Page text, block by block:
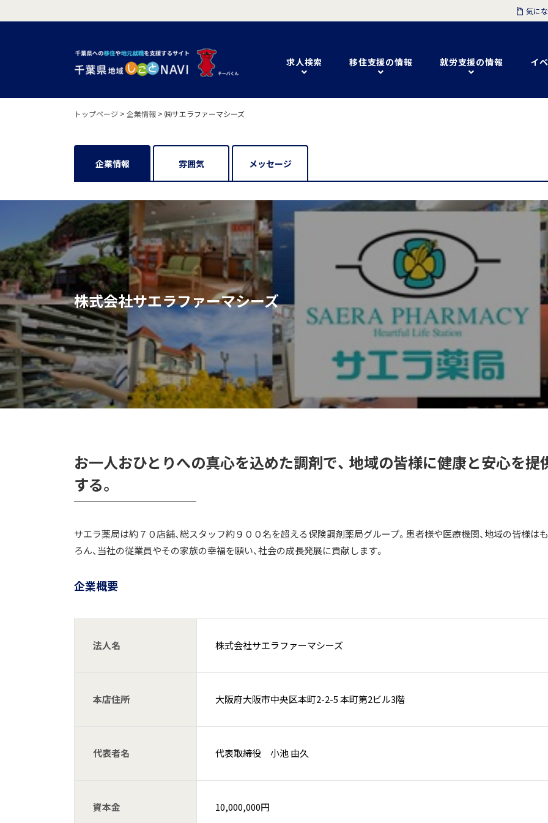
求人検索 移住支援の情報 就労支援の情報 イ
気に
トップページ > 企業情報 > ㈱サエラファーマシーズ
企業情報 雰囲気 メッセージ
株式会社サエラファーマシーズ
お一人おひとりへの真心を込めた調剤で、 地域の皆様に健康と安心を提
する。
サエラ薬局は約７０店舗、総スタッフ約９００名を超える保険調剤薬局グループ。患者様や医療機関、地域の皆様は
ろん、当社の従業員やその家族の幸福を願い、社会の成長発展に貢献します。
企業概要
法人名 株式会社サエラファーマシーズ
本店住所 大阪府大阪市中央区本町2-2-5 本町第2ビル3階
代表者名 代表取締役 小池 由久
資本金 10,000,000円